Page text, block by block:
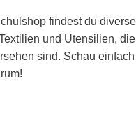
findest du
und Utensilien,
sind. Schau